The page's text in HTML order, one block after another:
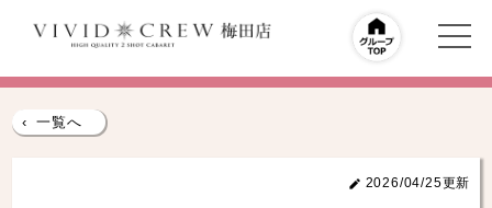
‹ 一覧へ
2026/04/25更新